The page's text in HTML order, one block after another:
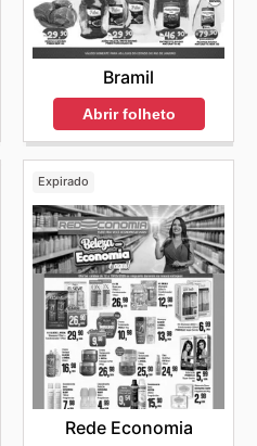
Bramil
Abrir folheto
Expirado
Rede Economia